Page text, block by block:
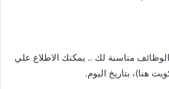
مناسبة لك .. يمكنك الاطلاع علي
هنا)، بتاريخ اليوم.